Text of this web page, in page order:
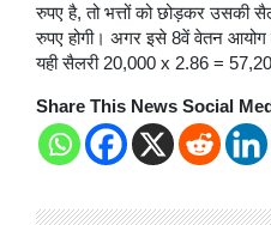
रुपए है, तो भत्तों को छोड़कर उसकी
रुपए होगी। अगर इसे 8वें वेतन आयोग
यही सैलरी 20,000 x 2.86 =
Share This News Social